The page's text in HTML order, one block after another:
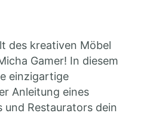
des kreativen Möbel
Gamer! In diesem
einzigartige
Anleitung eines
und Restaurators dein